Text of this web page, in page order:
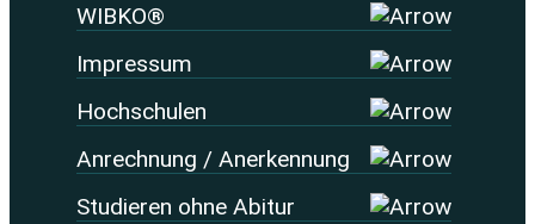
WIBKO®
Impressum
Hochschulen
Anrechnung / Anerkennung
Studieren ohne Abitur